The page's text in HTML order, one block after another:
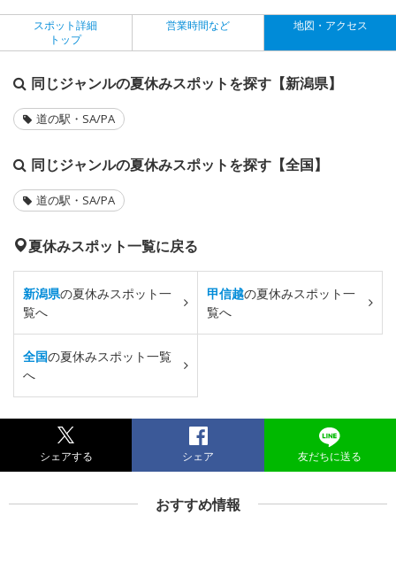
スポット詳細
トップ
営業時間など 地図・アクセス
同じジャンルの夏休みスポットを探す【新潟県】
道の駅・SA/PA
同じジャンルの夏休みスポットを探す【全国】
道の駅・SA/PA
夏休みスポット一覧に戻る
新潟県の夏休みスポット一
覧へ
甲信越の夏休みスポット一
覧へ
全国の夏休みスポット一覧
へ
シェアする シェア 友だちに送る
おすすめ情報